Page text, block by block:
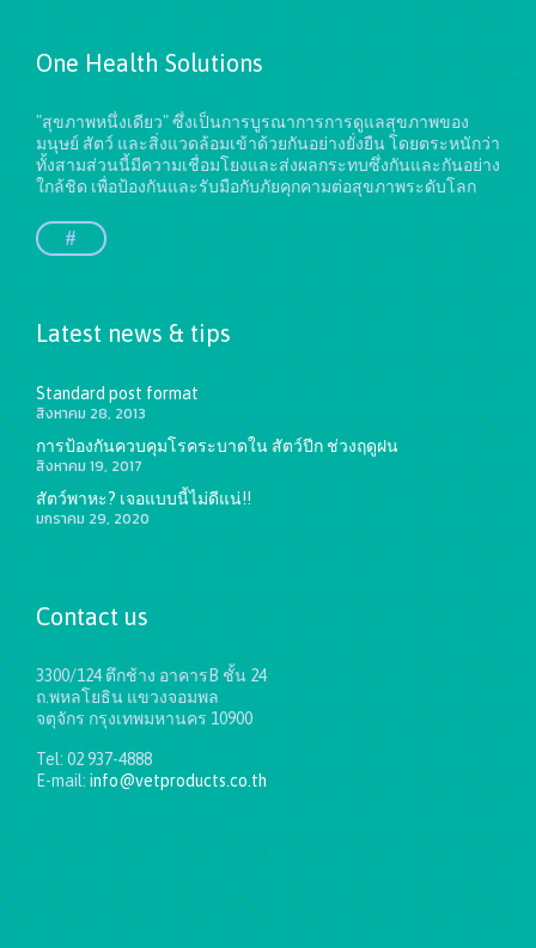
One Health Solutions
"สุขภาพหนึ่งเดียว" ซึ่งเป็นการบูรณาการการดูแลสุขภาพของ
มนุษย์ สัตว์ และสิ่งแวดล้อมเข้าด้วยกันอย่างยั่งยืนโดยตระหนักว่า
ทั้งสามส่วนนี้มีความเชื่อมโยงและส่งผลกระทบซึ่งกันและกันอย่าง
ใกล้ชิด เพื่อป้องกันและรับมือกับภัยคุกคามต่อสุขภาพระดับโลก
#
Latest news & tips
Standard post format
สิงหาคม 28, 2013
การป้องกันควบคุมโรคระบาดใน สัตว์ปีก ช่วงฤดูฝน
สิงหาคม 19, 2017
สัตว์พาหะ? เจอแบบนี้ไม่ดีแน่!!
มกราคม 29, 2020
Contact us
3300/124 ตึกช้าง อาคารB ชั้น 24
ถ.พหลโยธิน แขวงจอมพล
จตุจักร กรุงเทพมหานคร 10900
Tel: 02 937-4888
E-mail: info@vetproducts.co.th